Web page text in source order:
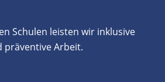
Schulen leisten wir inklusive
präventive Arbeit.